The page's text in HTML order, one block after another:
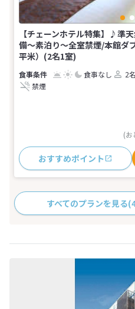
【チェーンホテル特集】♪準
備〜素泊り〜全室禁煙/本館
平米）(2名1室)
食事なし 2名
禁煙
(お
おすすめポイント
すべてのプランを見る